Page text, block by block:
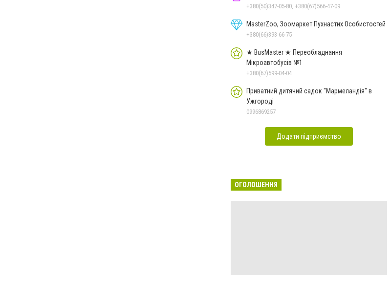
+380(50)347-05-80, +380(67)566-47-09
MasterZoo, Зоомаркет Пухнастих Особистостей
+380(66)393-66-75
★ BusMaster ★ Переобладнання
Мікроавтобусів №1
+380(67)599-04-04
Приватний дитячий садок "Мармеландія" в
Ужгороді
0996869257
Додати підприємство
ОГОЛОШЕННЯ